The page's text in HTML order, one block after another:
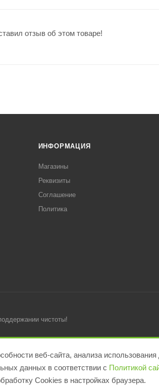
отзыв об этом товаре!
ИНФОРМАЦИЯ
Магазины
Реквизиты
Соглашение
Политика
чистоты!
веб-сайта, анализа
данных в соответствии с Политикой
Cookies в настройках браузера.